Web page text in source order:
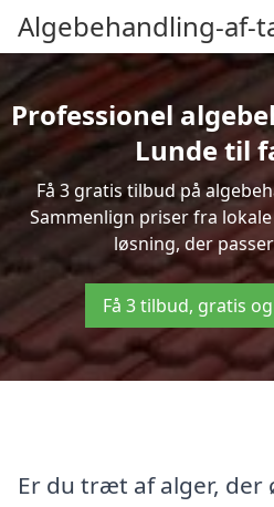
Algebehandling-af-
Professionel
Lunde til
Få 3 gratis tilbud på
Sammenlign priser fra
løsning, der
Få 3 tilbud, gratis
Er du træt af alger,